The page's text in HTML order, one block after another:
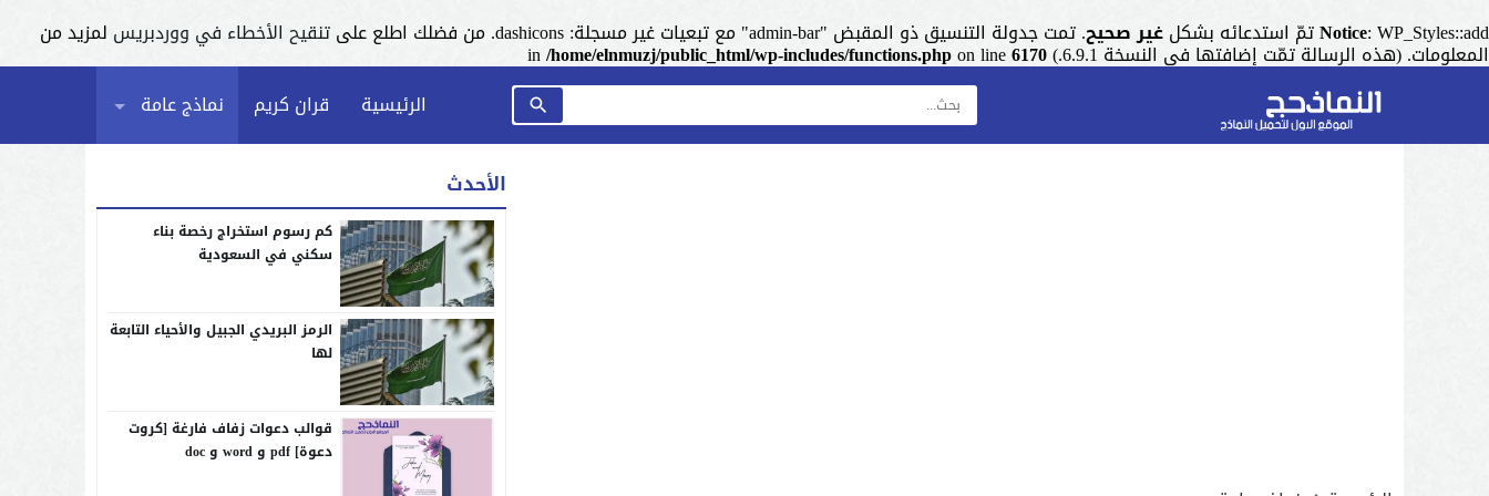
Notice: WP_Styles::add تمّ استدعائه بشكل غير صحيح. تمت جدولة التنسيق ذو المقبض "admin-bar" مع تبعيات غير مسجلة: dashicons. من فضلك اطلع على تنقيح الأخطاء في ووردبريس لمزيد من
المعلومات. (هذه الرسالة تمّت إضافتها في النسخة 6.9.1.) in /home/elnmuzj/public_html/wp-includes/functions.phpon line6170
الرئيسية
قران كريم نماذج عامة
الأحدث
كم رسوم استخراج رخصة بناء
سكني في السعودية
الرمز البريدي الجبيل والأحياء التابعة
لها
قوالب دعوات زفاف فارغة [كروت
دعوة] pdf و word و doc